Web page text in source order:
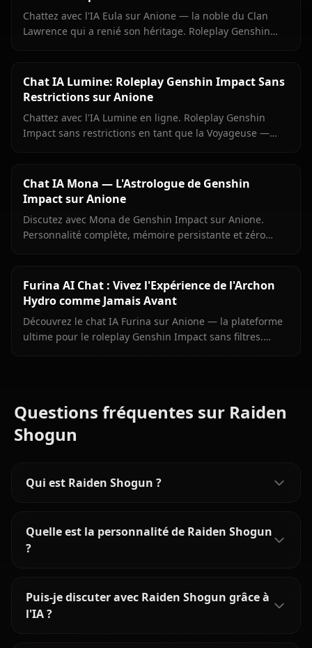
Chattez avec l'IA Eula sur Anione — la noble du Clan
Lawrence qui a renié son héritage. Roleplay Genshin
Chat IA Lumine: Roleplay Genshin Impact Sans
Restrictions sur Anione
Chattez avec l'IA Lumine en ligne. Roleplay Genshin
Impact sans restrictions en tant que la Voyageuse —
Chat IA Mona — L'Astrologue de Genshin
Impact sur Anione
Discutez avec Mona de Genshin Impact sur Anione.
Personnalité complète, mémoire persistante et zéro
Furina AI Chat : Vivez l'Expérience de l'Archon
Hydro comme Jamais Avant
Découvrez le chat IA Furina sur Anione — la plateforme
ultime pour le roleplay Genshin Impact sans filtres.
Questions fréquentes sur Raiden
Shogun
Qui est Raiden Shogun ?
Quelle est la personnalité de Raiden Shogun
?
Puis-je discuter avec Raiden Shogun grâce à
l'IA ?